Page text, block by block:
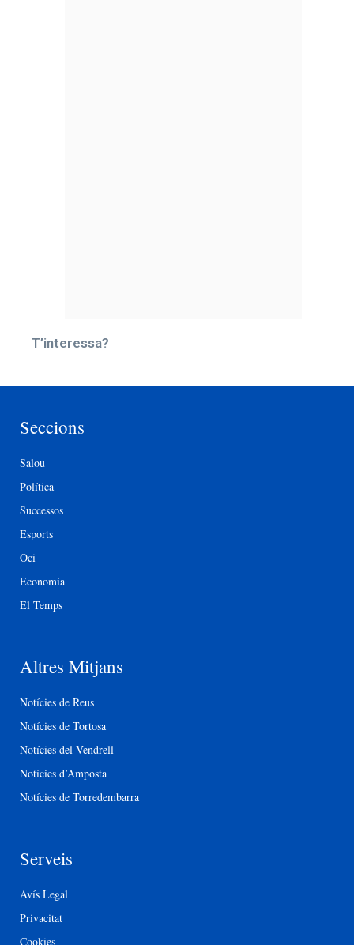
T’interessa?
Seccions
Salou
Política
Successos
Esports
Oci
Economia
El Temps
Altres Mitjans
Notícies de Reus
Notícies de Tortosa
Notícies del Vendrell
Notícies d’Amposta
Notícies de Torredembarra
Serveis
Avís Legal
Privacitat
Cookies